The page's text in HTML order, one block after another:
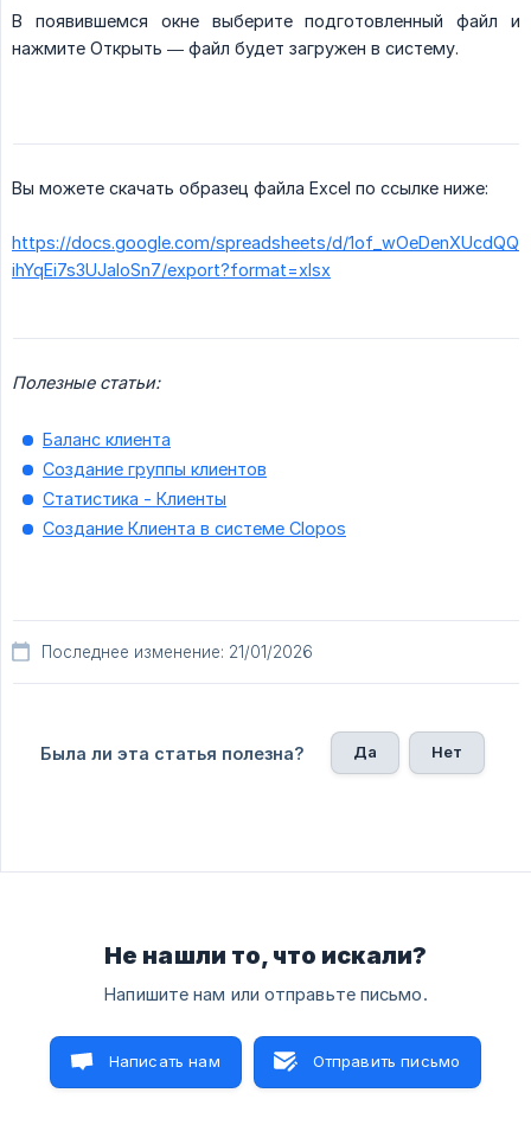
В появившемся окне выберите подготовленный файл и
нажмите Открыть — файл будет загружен в систему.
Вы можете скачать образец файла Excel по ссылке ниже:
https://docs.google.com/spreadsheets/d/1of_wOeDenXUcdQQ
ihYqEi7s3UJaIoSn7/export?format=xlsx
Полезные статьи:
Баланс клиента
Создание группы клиентов
Статистика - Клиенты
Создание Клиента в системе Clopos
Последнее изменение: 21/01/2026
Была ли эта статья полезна? Да Нет
Не нашли то, что искали?
Напишите нам или отправьте письмо.
Написать нам Отправить письмо